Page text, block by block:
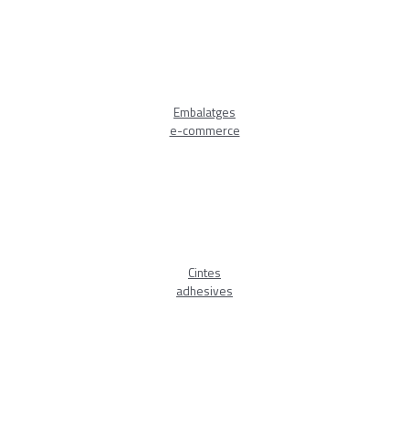
Embalatges
e-commerce
Cintes
adhesives